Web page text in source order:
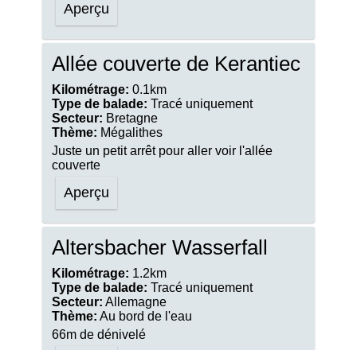
Aperçu
Allée couverte de Kerantiec
Kilométrage: 0.1km
Type de balade: Tracé uniquement
Secteur: Bretagne
Thème: Mégalithes
Juste un petit arrêt pour aller voir l'allée
couverte
Aperçu
Altersbacher Wasserfall
Kilométrage: 1.2km
Type de balade: Tracé uniquement
Secteur: Allemagne
Thème: Au bord de l'eau
66m de dénivelé